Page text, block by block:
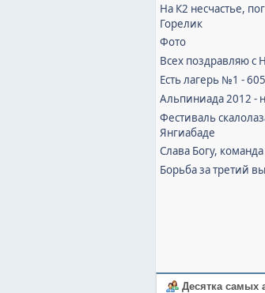
На К2 несчастье,
Горелик
Фото
Всех поздравляю с
Есть лагерь №1 -
Альпиниада 2012 -
Фестиваль
Янгиабаде
Слава Богу,
Борьба за третий
Десятка самых